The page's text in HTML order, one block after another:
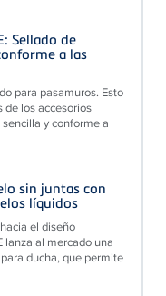
Sellado de
a las
para pasamuros. Esto
de los accesorios
y conforme a
sin juntas con
líquidos
el diseño
lanza al mercado una
ducha, que permite